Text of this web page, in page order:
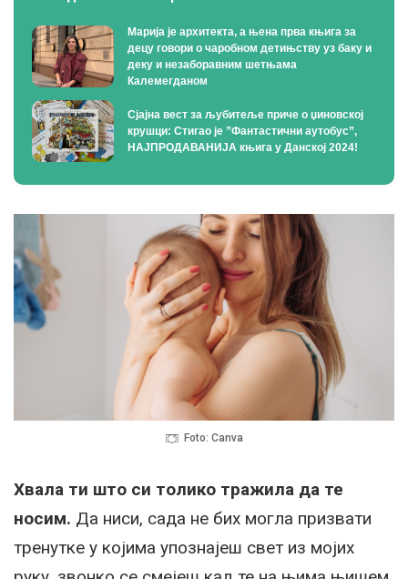
Марија је архитекта, а њена прва књига за
децу говори о чаробном детињству уз баку и
деку и незаборавним шетњама
Калемегданом
Сјајна вест за љубитеље приче о џиновској
крушци: Стигао је ”Фантастични аутобус”,
НАЈПРОДАВАНИЈА књига у Данској 2024!
Foto: Canva
Хвала ти што си толико тражила да те
носим. Да ниси, сада не бих могла призвати
тренутке у којима упознајеш свет из мојих